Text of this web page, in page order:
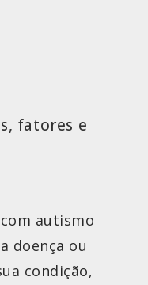
fatores e
autismo
doença ou
condição,